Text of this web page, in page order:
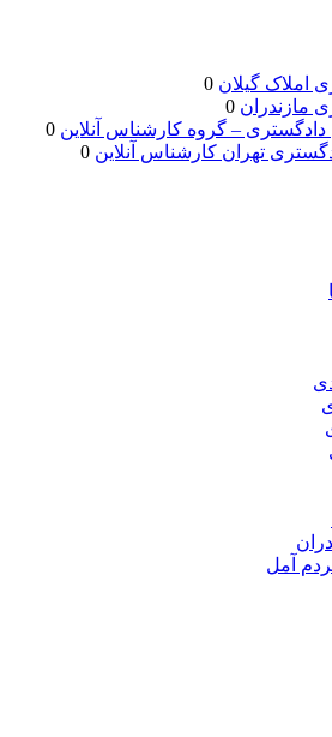
املاک گیلان
مازندران
– گروه کارشناس آنلاین
تهران کارشناس آنلاین
آمل